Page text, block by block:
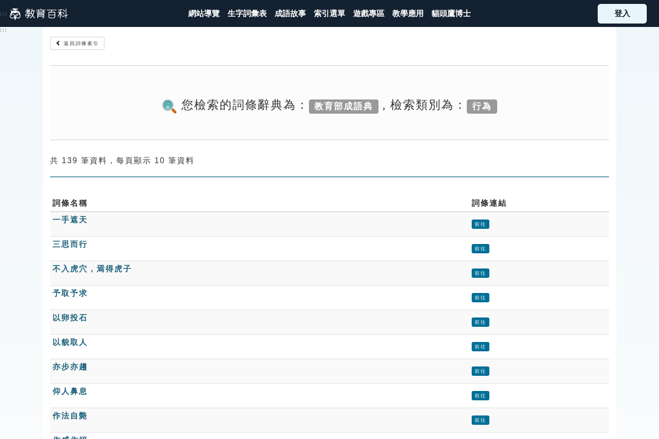
到
主
::: 網站導覽 生字詞彙表 成語故事 索引選單 遊戲專區 教學應用 貓頭鷹博士 登入
:::
返回詞條索引
您檢索的詞條辭典為： 教育部成語典 , 檢索類別為： 行為
共 139 筆資料，每頁顯示 10 筆資料
詞條名稱
詞條連結
一手遮天
前往
三思而行
前往
不入虎穴，焉得虎子
前往
予取予求
前往
以卵投石
前往
以貌取人
前往
亦步亦趨
前往
仰人鼻息
前往
作法自斃
前往